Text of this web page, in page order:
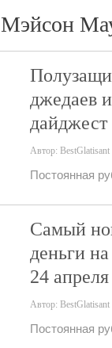
Мэйсон
джедаев
дайджест
Автор: BestGlatisant
Постоянная
Самый
деньги
24 апреля
Автор: BestGlatisant
Постоянная